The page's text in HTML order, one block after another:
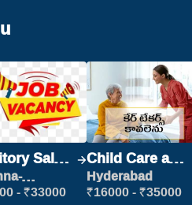
Sales
- ₹33000
Child Care and
Patient care
Hyderabad
₹16000 - ₹35000